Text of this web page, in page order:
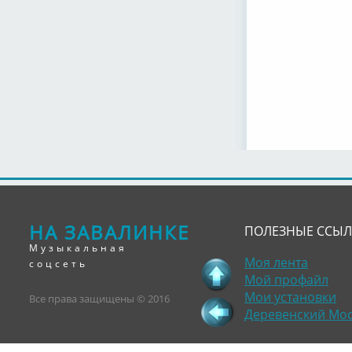
НА ЗАВАЛИНКЕ
Музыкальная
соцсеть
Все права защищены © 2016
ПОЛЕЗНЫЕ
Моя лента
Мой профайл
Мои установки
Деревенский